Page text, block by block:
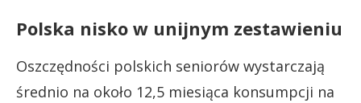
Polska nisko w unijnym zestawieniu
Oszczędności polskich seniorów wystarczają
średnio na około 12,5 miesiąca konsumpcji na